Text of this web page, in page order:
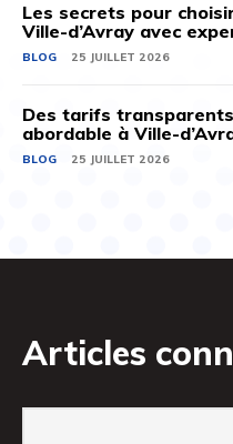
Les secrets pour
Ville-d’Avray avec
BLOG 25 JUILLET 2026
Des tarifs
abordable à Ville-
BLOG 25 JUILLET 2026
Articles